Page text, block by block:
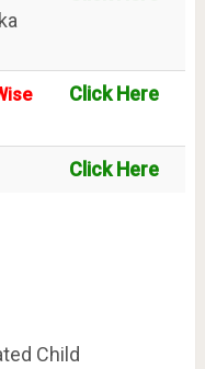
Click Here
Click Here
Child